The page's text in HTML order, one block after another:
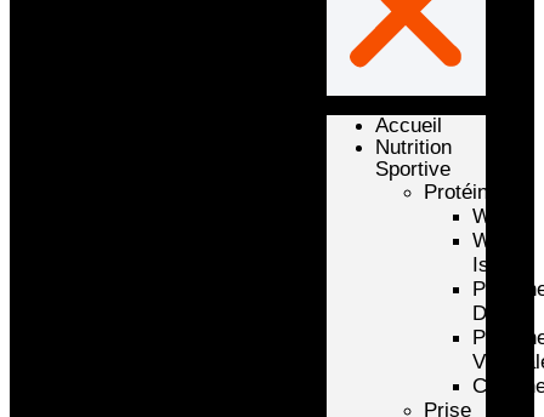
Accueil
Nutrition
Sportive
Protéines
Whey
Whey
Isolate
D’oeuf
Prise